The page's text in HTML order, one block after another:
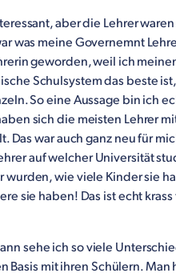
aber die Lehrer waren
was meine Governemnt
geworden, weil ich
Schulsystem das beste
So eine Aussage bin ich
sich die meisten Lehrer
war auch ganz neu für
auf welcher Universität
wurden, wie viele Kinder sie
sie haben! Das ist echt krass
sehe ich so viele
Basis mit ihren Schülern. Man